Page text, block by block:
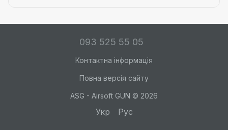
093 525 55 05
Контактна інформація
Повна версія сайту
ASG - Airsoft GUN © 2026
Укр Рус